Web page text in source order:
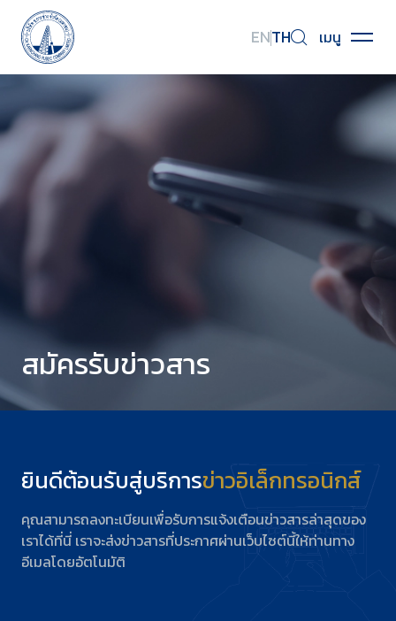
หน้าหลัก
เกี่ยวกับเรา
ธุรกิจของเรา
ENTH เมนู
สมัครรับข่าวสาร
ยินดีต้อนรับสู่บริการข่าวอิเล็กทรอนิกส์
คุณสามารถลงทะเบียนเพื่อรับการแจ้งเตือนข่าวสารล่าสุดของ
เราได้ที่นี่ เราจะส่งข่าวสารที่ประกาศผ่านเว็บไซต์นี้ให้ท่านทาง
อีเมลโดยอัตโนมัติ